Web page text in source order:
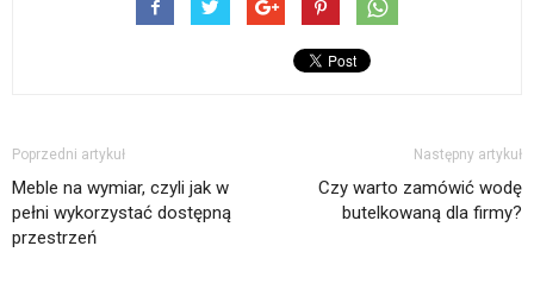
Poprzedni artykuł
Meble na wymiar, czyli jak w
pełni wykorzystać dostępną
przestrzeń
Następny artykuł
Czy warto zamówić wodę
butelkowaną dla firmy?